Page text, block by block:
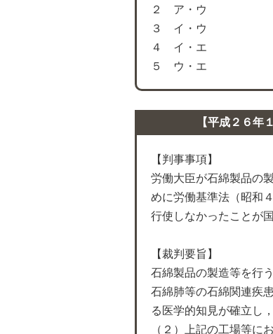
２ ア・ウ
３ イ・ウ
４ イ・エ
５ ウ・エ
【平成２６年
【判事事項】
労働大臣が石綿製品の
めに労働基準法（昭和
行使しなかったことが
【裁判要旨】
石綿製品の製造等を行
石綿肺等の石綿関連疾
る医学的知見が確立し
（２）上記の工場等